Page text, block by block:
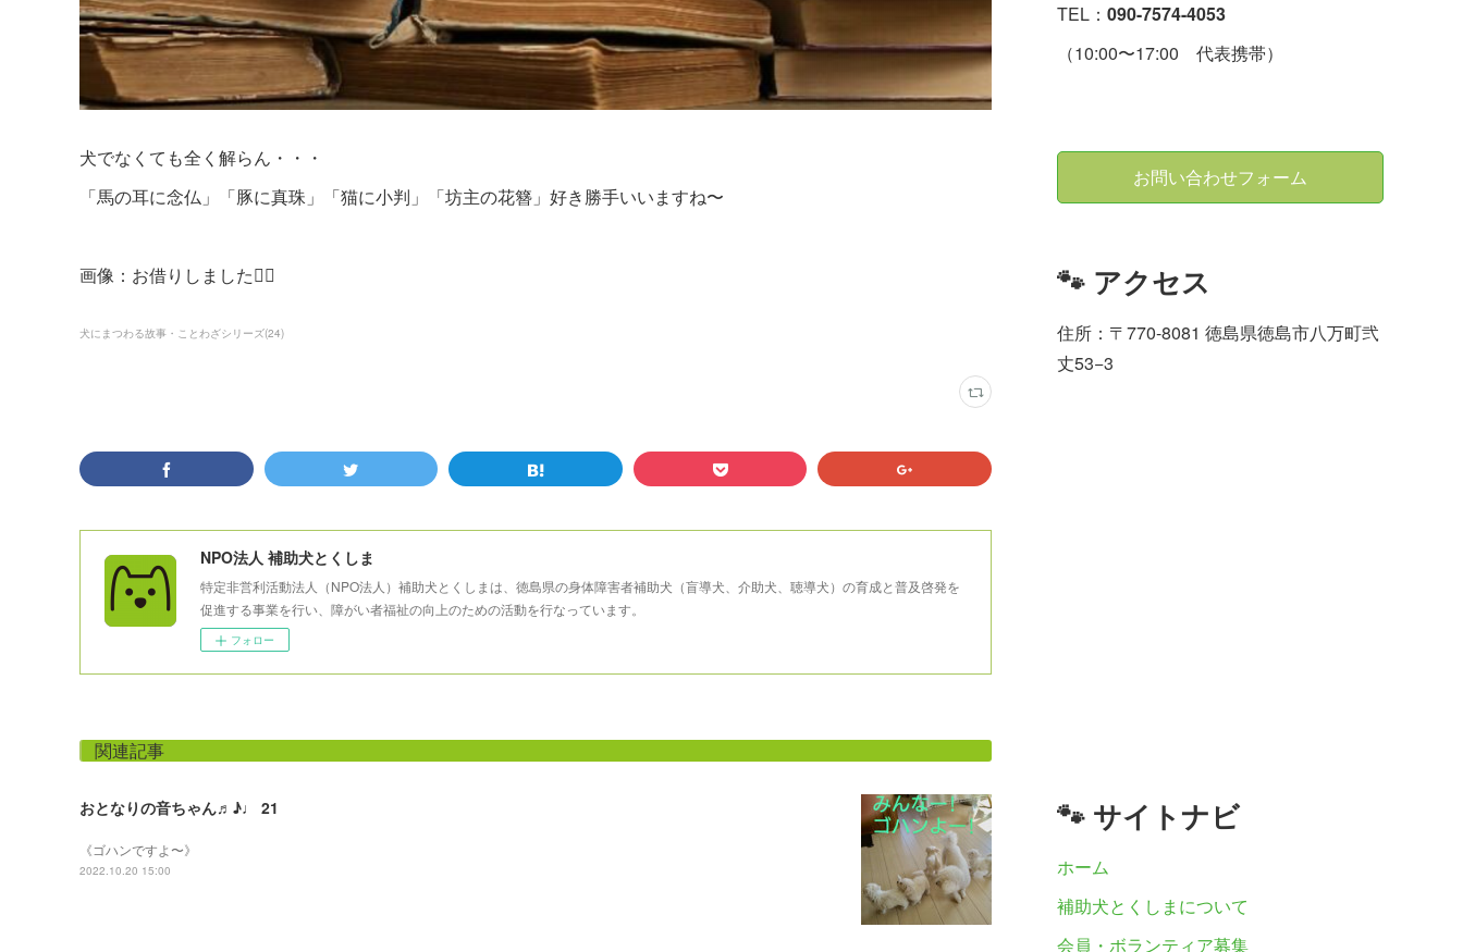
犬でなくても全く解らん・・・
「馬の耳に念仏」「豚に真珠」「猫に小判」「坊主の花簪」好き勝手いいますね〜
画像：お借りしました🙇‍♀️
犬にまつわる故事・ことわざシリーズ(24)
NPO法人 補助犬とくしま
特定非営利活動法人（NPO法人）補助犬とくしまは、徳島県の身体障害者補助犬（盲導犬、介助犬、聴導犬）の育成と普及啓発を
促進する事業を行い、障がい者福祉の向上のための活動を行なっています。
フォロー
関連記事
おとなりの音ちゃん♬♪♩ 21
《ゴハンですよ〜》
2022.10.20 15:00
TEL： 090-7574-4053
（10:00〜17:00 代表携帯）
お問い合わせフォーム
🐾 アクセス
住所：〒770-8081 徳島県徳島市八万町弐
丈53−3
🐾 サイトナビ
ホーム
補助犬とくしまについて
会員・ボランティア募集